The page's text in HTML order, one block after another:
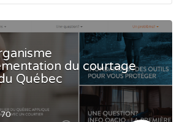
du courtage
Québec